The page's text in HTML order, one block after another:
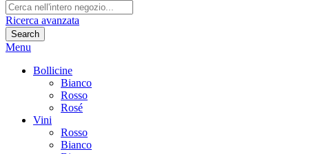
Ricerca avanzata
Search
Menu
Bollicine
Bianco
Rosso
Rosé
Vini
Rosso
Bianco